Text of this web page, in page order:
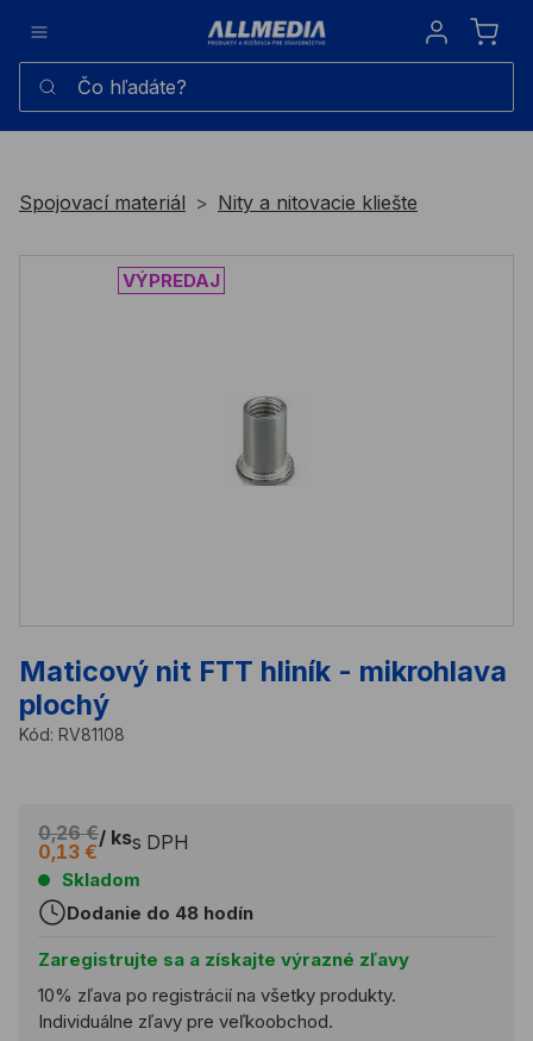
Sign in
Čo hľadáte?
Spojovací materiál Nity a nitovacie kliešte
Maticový nit FTT hliník - mikrohlava
plochý
Kód: RV81108
0,26 €
0,13 €
/ kss DPH
Skladom
Dodanie do 48 hodín
Zaregistrujte sa a získajte výrazné zľavy
10% zľava po registrácií na všetky produkty.
Individuálne zľavy pre veľkoobchod.